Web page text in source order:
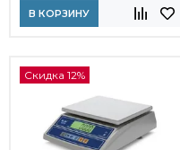
В КОРЗИНУ
Скидка 12%